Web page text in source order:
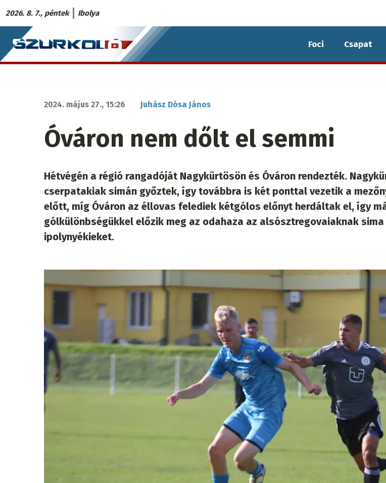
Ugrás
a
tartalomra
2026. 8. 7., péntek Ibolya
Szurkoló.sk
fő
Foci Csapat
2024. május 27., 15:26 Juhász Dósa János
Óváron nem dőlt el semmi
Hétvégén a régió rangadóját Nagykürtösön és Óváron rendezték.
cserpatakiak simán győztek, így továbbra is két ponttal vezetik a
előtt, míg Óváron az éllovas felediek kétgólos előnyt herdáltak el, így
gólkülönbségükkel előzik meg az odahaza az alsósztregovaiaknak
ipolynyékieket.